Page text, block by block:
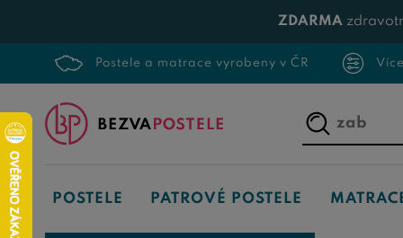
ZDARMA
Postele a matrace vyrobeny v ČR
Napište,
co
hledáte...
POSTELE PATROVÉ POSTELE